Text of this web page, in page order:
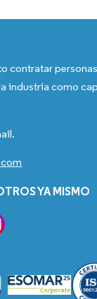
contratar
industria como
YA MISMO